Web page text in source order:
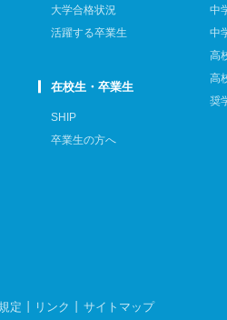
大学合格状況
活躍する卒業生
在校生・卒業生
SHIP
卒業生の方へ
中
中
高
高
奨
定 リンク サイトマップ